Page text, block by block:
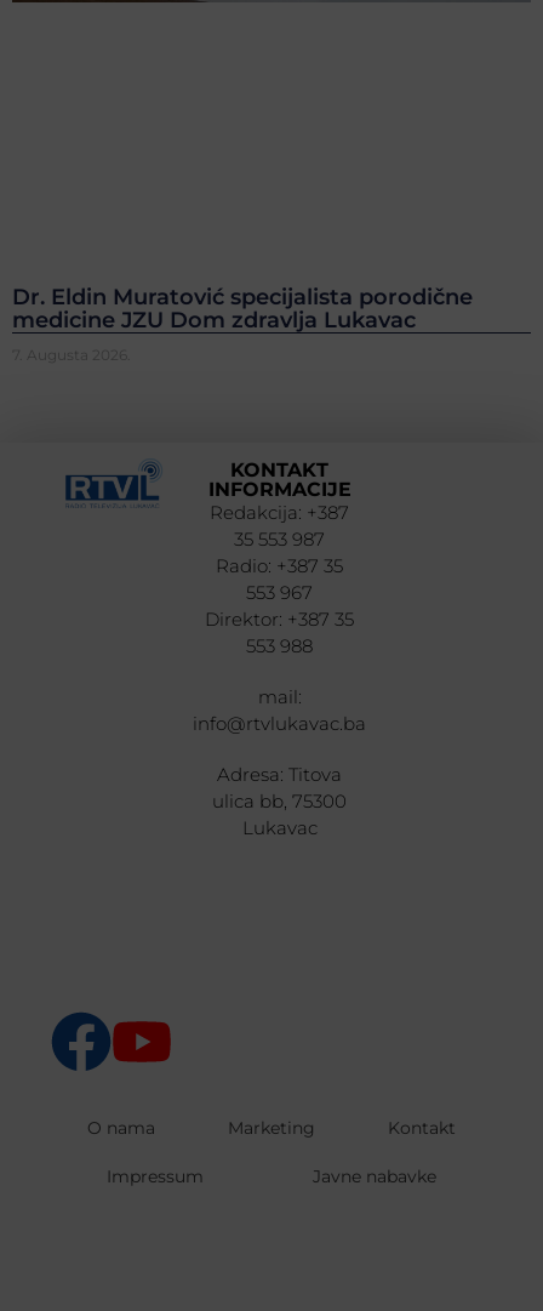
Dr. Eldin Muratović specijalista porodične
medicine JZU Dom zdravlja Lukavac
7. Augusta 2026.
KONTAKT
INFORMACIJE
Redakcija: +387
35 553 987
Radio: +387 35
553 967
Direktor: +387 35
553 988
mail:
info@rtvlukavac.ba
Adresa: Titova
ulica bb, 75300
Lukavac
O nama Marketing Kontakt
Impressum Javne nabavke